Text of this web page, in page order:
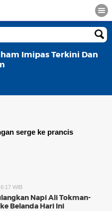
Imipas Terkini Dan
serge ke prancis
WIB
Napi Ali Tokman-
Belanda Hari Ini